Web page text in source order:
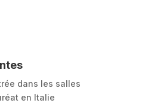
dans les salles
en Italie